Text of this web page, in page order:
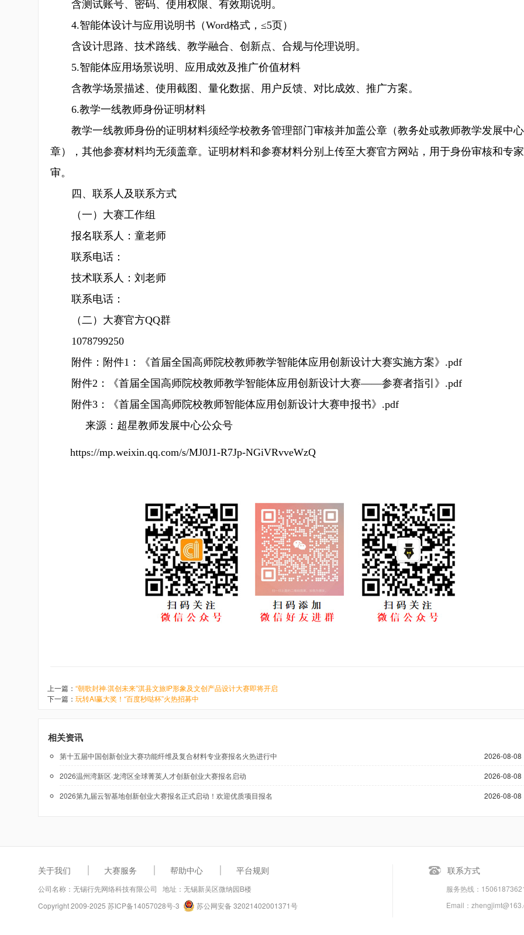
含测试账号、密码、使用权限、有效期说明。
4.智能体设计与应用说明书（Word格式，≤5页）
含设计思路、技术路线、教学融合、创新点、合规与伦理说明。
5.智能体应用场景说明、应用成效及推广价值材料
含教学场景描述、使用截图、量化数据、用户反馈、对比成效、推广方案。
6.教学一线教师身份证明材料
教学一线教师身份的证明材料须经学校教务管理部门审核并加盖公章（教务处或教师教学发展中心
章），其他参赛材料均无须盖章。证明材料和参赛材料分别上传至大赛官方网站，用于身份审核和专
审。
四、联系人及联系方式
（一）大赛工作组
报名联系人：童老师
联系电话：
技术联系人：刘老师
联系电话：
（二）大赛官方QQ群
1078799250
附件：附件1：《首届全国高师院校教师教学智能体应用创新设计大赛实施方案》.pdf
附件2：《首届全国高师院校教师教学智能体应用创新设计大赛——参赛者指引》.pdf
附件3：《首届全国高师院校教师智能体应用创新设计大赛申报书》.pdf
来源：超星教师发展中心公众号
https://mp.weixin.qq.com/s/MJ0J1-R7Jp-NGiVRvveWzQ
上一篇： “朝歌封神·淇创未来”淇县文旅IP形象及文创产品设计大赛即将开启
下一篇： 玩转AI赢大奖！“百度秒哒杯”火热招募中
相关资讯
第十五届中国创新创业大赛功能纤维及复合材料专业赛报名火热进行中
2026-08-08
2026温州湾新区·龙湾区全球菁英人才创新创业大赛报名启动
2026-08-08
2026第九届云智基地创新创业大赛报名正式启动！欢迎优质项目报名
2026-08-08
关于我们 大赛服务 帮助中心 平台规则
公司名称：无锡行先网络科技有限公司 地址：无锡新吴区微纳园B楼
Copyright 2009-2025 苏ICP备14057028号-3 苏公网安备 32021402001371号
联系方式
服务热线：
Email：